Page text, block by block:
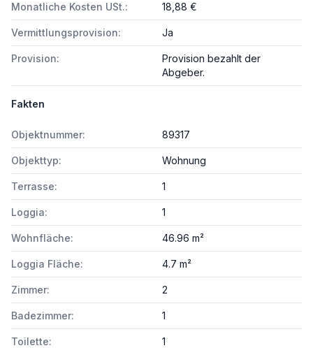
Monatliche Kosten USt.: 18,88 €
Vermittlungsprovision: Ja
Provision:
Provision bezahlt der
Abgeber.
Fakten
Objektnummer: 89317
Objekttyp: Wohnung
Terrasse: 1
Loggia: 1
Wohnfläche: 46.96 m²
Loggia Fläche: 4.7 m²
Zimmer: 2
Badezimmer: 1
Toilette: 1